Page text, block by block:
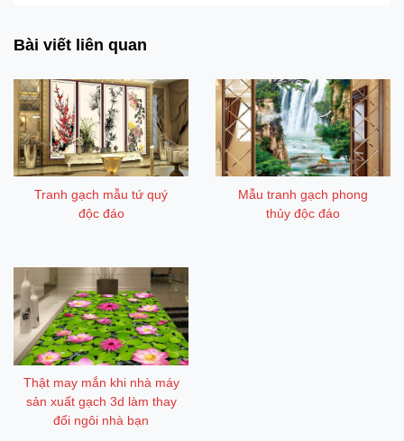
Bài viết liên quan
Tranh gạch mẫu tứ quý
độc đáo
Mẫu tranh gạch phong
thủy độc đáo
Thật may mắn khi nhà máy
sản xuất gạch 3d làm thay
đổi ngôi nhà bạn